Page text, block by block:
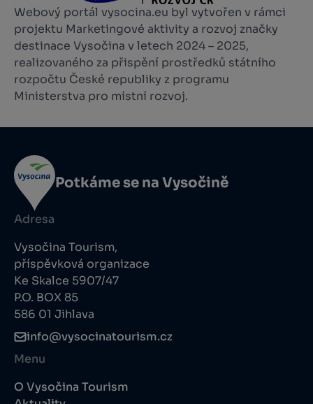
Webový portál vysocina.eu byl vytvořen v rámci
projektu Marketingové aktivity a rozvoj značky
destinace Vysočina v letech 2024 – 2025,
realizovaného za přispění prostředků státního
rozpočtu České republiky z programu
Ministerstva pro místní rozvoj.
Potkáme se na Vysočině
Adresa
Vysočina Tourism,
příspěvková organizace
Ke Skalce 5907/47
P.O. BOX 85
586 01 Jihlava
info@vysocinatourism.cz
Menu
O Vysočina Tourism